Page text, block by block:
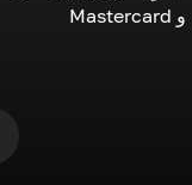
و Mastercard